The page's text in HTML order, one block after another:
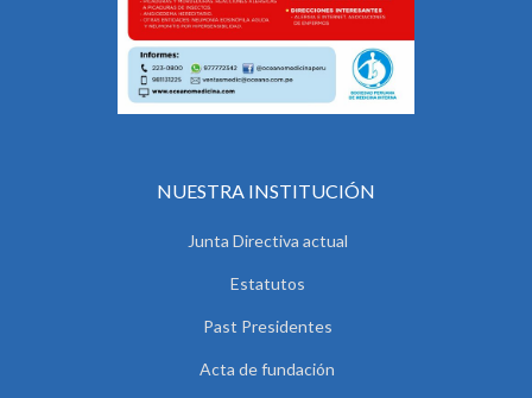
NUESTRA INSTITUCIÓN
Junta Directiva actual
Estatutos
Past Presidentes
Acta de fundación